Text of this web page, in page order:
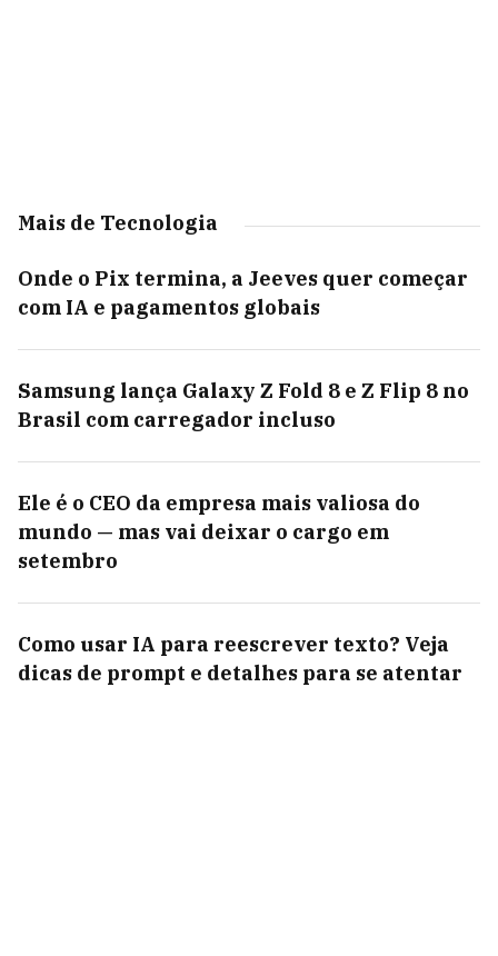
Mais de Tecnologia
Onde o Pix termina, a Jeeves quer começar
com IA e pagamentos globais
Samsung lança Galaxy Z Fold 8 e Z Flip 8 no
Brasil com carregador incluso
Ele é o CEO da empresa mais valiosa do
mundo — mas vai deixar o cargo em
setembro
Como usar IA para reescrever texto? Veja
dicas de prompt e detalhes para se atentar